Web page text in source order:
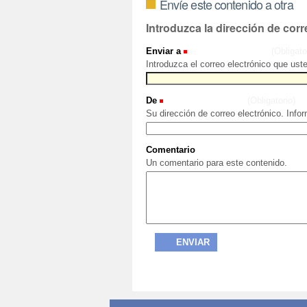
Envíe este contenido a otra
Introduzca la dirección de
Enviar a
Introduzca el correo electrónico que
De
Su dirección de correo electrónico.
Comentario
Un comentario para este contenido.